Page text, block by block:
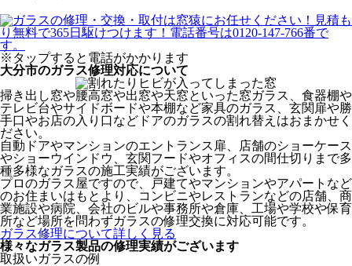
※タップすると電話がかかります
大分市のガラス修理対応について
掃き出し窓や腰高窓や出窓や天窓といった窓ガラス、食器棚や
テレビ台やサイドボードや本棚など家具のガラス、玄関扉や勝
手口やお店の入り口などドアのガラスの割れ替えはおまかせく
ださい。
自動ドアやマンションのエントランス扉、店舗のショーケース
やショーウインドウ、玄関フードやオフィスの間仕切りまで多
種多様なガラスの施工実績がございます。
プロのガラス屋ですので、戸建てやマンションやアパートなど
のお住まいはもとより、コンビニやレストランなどの店舗、商
業施設や病院、会社のビルや事務所や倉庫、工場や学校や保育
所など場所を問わずガラスの修理交換に対応可能です。
ガラス修理について詳しく見る
様々なガラス製品の修理実績がございます
取扱いガラスの例